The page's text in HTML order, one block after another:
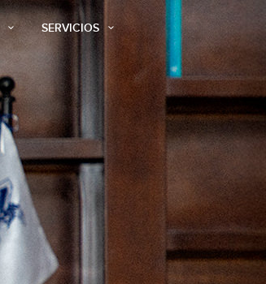
SERVICIOS